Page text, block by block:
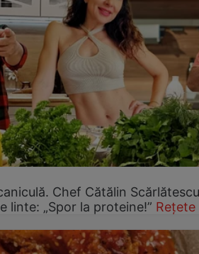
Chef Cătălin
linte: „Spor la proteine!” Rețete